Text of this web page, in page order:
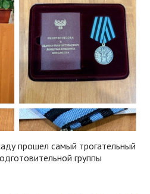
прошел самый трогательный
группы